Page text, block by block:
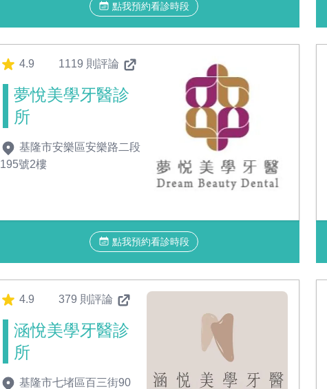
點我預約看診時段
4.9 1119 則評論
夢悅美學牙醫診
所
基隆市安樂區安樂路二段
195號2樓
點我預約看診時段
4.9 379 則評論
涵悅美學牙醫診
所
基隆市七堵區百三街90